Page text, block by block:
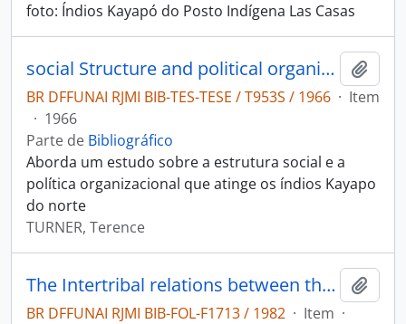
foto: Índios Kayapó do Posto Indígena Las Casas
social Structure and political organization among the northern Cayapo
BR DFFUNAI RJMI BIB-TES-TESE / T953S / 1966 · Item
· 1966
Parte de Bibliográfico
Aborda um estudo sobre a estrutura social e a
política organizacional que atinge os índios Kayapo
do norte
TURNER, Terence
The Intertribal relations between the Juruna and the Kayapo indians (1850-1920)
BR DFFUNAI RJMI BIB-FOL-F1713 / 1982 · Item ·